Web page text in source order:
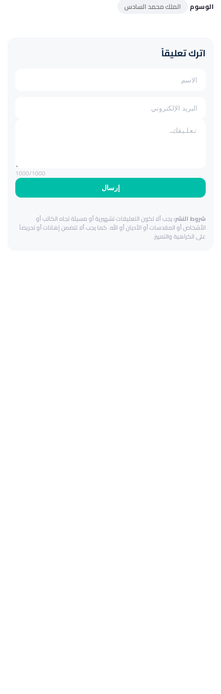
الوسوم الملك محمد السادس
اترك تعليقاً
إرسال
1000/1000
شروط النشر:يجب ألا تكون التعليقات تشهيرية أو مسيئة تجاه الكاتب أو
الأشخاص أو المقدسات أو الأديان أو الله. كما يجب ألا تتضمن إهانات أو تحريضاً
على الكراهية والتمييز.